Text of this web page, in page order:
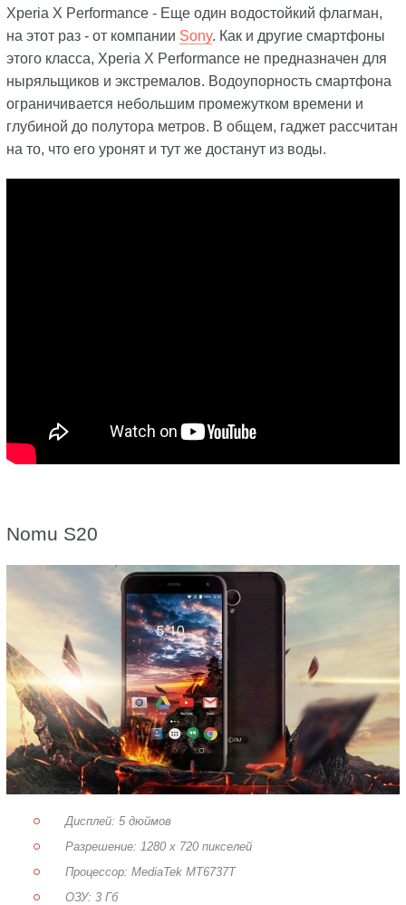
Xperia X Performance - Еще один водостойкий флагман,
на этот раз - от компании Sony. Как и другие смартфоны
этого класса, Xperia X Performance не предназначен для
ныряльщиков и экстремалов. Водоупорность смартфона
ограничивается небольшим промежутком времени и
глубиной до полутора метров. В общем, гаджет рассчитан
на то, что его уронят и тут же достанут из воды.
Nomu S20
Дисплей: 5 дюймов
Разрешение: 1280 x 720 пикселей
Процессор: MediaTek MT6737T
ОЗУ: 3 Гб